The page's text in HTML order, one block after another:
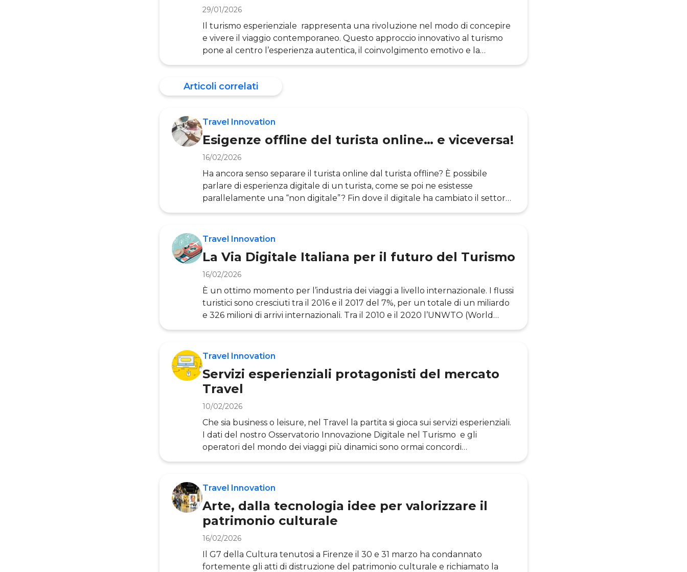
29/01/2026
Il turismo esperienziale rappresenta una rivoluzione nel modo di concepire
e vivere il viaggio contemporaneo. Questo approccio innovativo al turismo
pone al centro l’esperienza autentica, il coinvolgimento emotivo e la
connessione profonda con le destinazioni visitate, trasformando il
articolo, a cura dell’Osservatorio Travel Innovation della POLIMI School of
Management, esploreremo la definizione di tur
Articoli correlati
Travel Innovation
Esigenze offline del turista online… e viceversa!
16/02/2026
Ha ancora senso separare il turista online dal turista offline? È possibile
parlare di esperienza digitale di un turista, come se poi ne esistesse
parallelamente una “non digitale”? Fin dove il digitale ha cambiato il settore
del turismo? Il digitale ha cambiato le abitudini dei consumatori, e quindi
Turismo, presentate al TTG incontri 2018 a Rimini, emerge chiaramente che
Travel Innovation
La Via Digitale Italiana per il futuro del Turismo
16/02/2026
È un ottimo momento per l’industria dei viaggi a livello internazionale. I flussi
turistici sono cresciuti tra il 2016 e il 2017 del 7%, per un totale di un miliardo
e 326 milioni di arrivi internazionali. Tra il 2010 e il 2020 l’UNWTO (World
Tourism Organization ) prevede una crescita media del 3,8% annuo. Insieme
digitale è diventata fattore fondante la competitività a qualsiasi livello – dal
Travel Innovation
Servizi esperienziali protagonisti del mercato
Travel
10/02/2026
Che sia business o leisure, nel Travel la partita si gioca sui servizi esperienziali.
I dati del nostro Osservatorio Innovazione Digitale nel Turismo e gli
operatori del mondo dei viaggi più dinamici sono ormai concordi
nell’affermare che la partita del momento si gioca sui servizi esperienziali.
dimensioni, tutte fondamentali da presidiare (qualità del prodotto e servizio
Travel Innovation
Arte, dalla tecnologia idee per valorizzare il
patrimonio culturale
16/02/2026
Il G7 della Cultura tenutosi a Firenze il 30 e 31 marzo ha condannato
fortemente gli atti di distruzione del patrimonio culturale e richiamato la